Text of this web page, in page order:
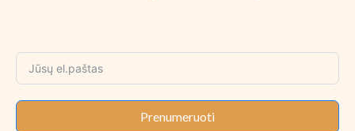
Prenumeruoti